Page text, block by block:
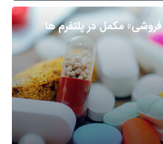
فروشی» مکمل در پلتفرم ها